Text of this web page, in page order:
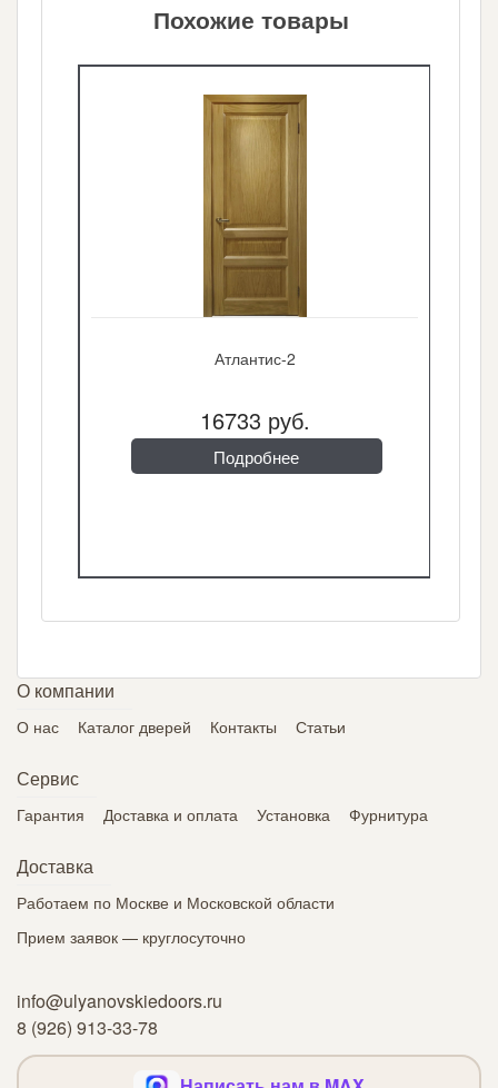
Похожие товары
Атлантис-2
16733 руб.
Подробнее
О компании
О нас Каталог дверей Контакты Статьи
Сервис
Гарантия Доставка и оплата Установка Фурнитура
Доставка
Работаем по Москве и Московской области
Прием заявок — круглосуточно
info@ulyanovskiedoors.ru
8 (926) 913-33-78